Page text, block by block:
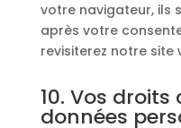
votre navigateur, ils
après votre
revisiterez notre site
10. Vos
données